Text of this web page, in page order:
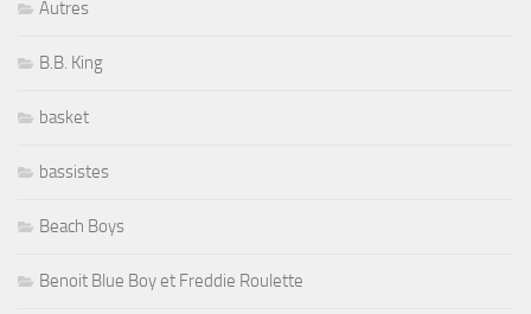
Autres
B.B. King
basket
bassistes
Beach Boys
Benoit Blue Boy et Freddie Roulette